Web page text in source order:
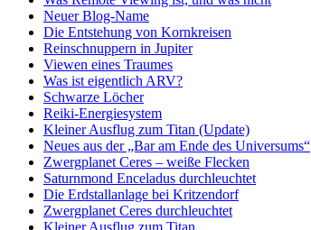
Neuer Blog-Name
Die Entstehung von Kornkreisen
Reinschnuppern in Jupiter
Viewen eines Traumes
Was ist eigentlich ARV?
Schwarze Löcher
Reiki-Energiesystem
Kleiner Ausflug zum Titan (Update)
Neues aus der „Bar am Ende des Universums“
Zwergplanet Ceres – weiße Flecken
Saturnmond Enceladus durchleuchtet
Die Erdstallanlage bei Kritzendorf
Zwergplanet Ceres durchleuchtet
Kleiner Ausflug zum Titan